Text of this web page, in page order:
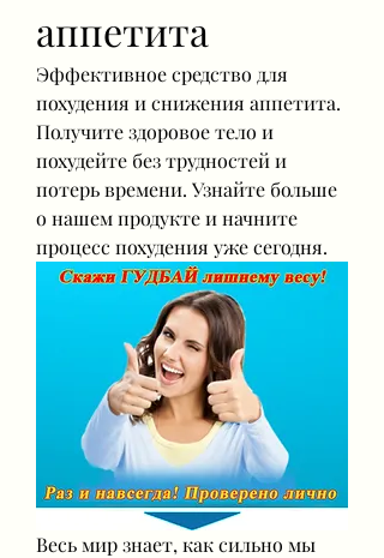
аппетита
Эффективное средство для
похудения и снижения аппетита.
Получите здоровое тело и
похудейте без трудностей и
потерь времени. Узнайте больше
о нашем продукте и начните
процесс похудения уже сегодня.
Весь мир знает, как сильно мы